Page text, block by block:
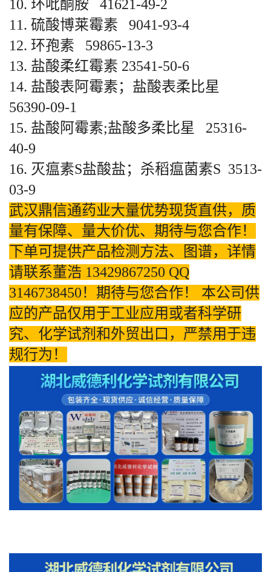
10. 环吡酮胺 41621-49-2
11. 硫酸博莱霉素 9041-93-4
12. 环孢素 59865-13-3
13. 盐酸柔红霉素 23541-50-6
14. 盐酸表阿霉素；盐酸表柔比星
56390-09-1
15. 盐酸阿霉素;盐酸多柔比星 25316-
40-9
16. 灭瘟素S盐酸盐；杀稻瘟菌素S 3513-
03-9
武汉鼎信通药业大量优势现货直供，质
量有保障、量大价优、期待与您合作！
下单可提供产品检测方法、图谱，详情
请联系董浩 13429867250 QQ
3146738450！期待与您合作！ 本公司供
应的产品仅用于工业应用或者科学研
究、化学试剂和外贸出口，严禁用于违
规行为！